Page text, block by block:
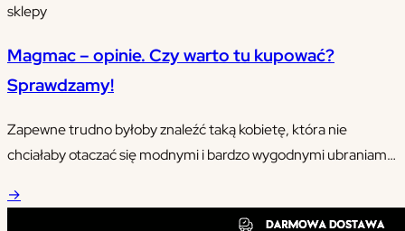
sklepy
Magmac – opinie. Czy warto tu kupować?
Sprawdzamy!
Zapewne trudno byłoby znaleźć taką kobietę, która nie
chciałaby otaczać się modnymi i bardzo wygodnymi ubraniami.
jest jednak kosztowne, dlatego wiele osób szuka sposobu na to,
→